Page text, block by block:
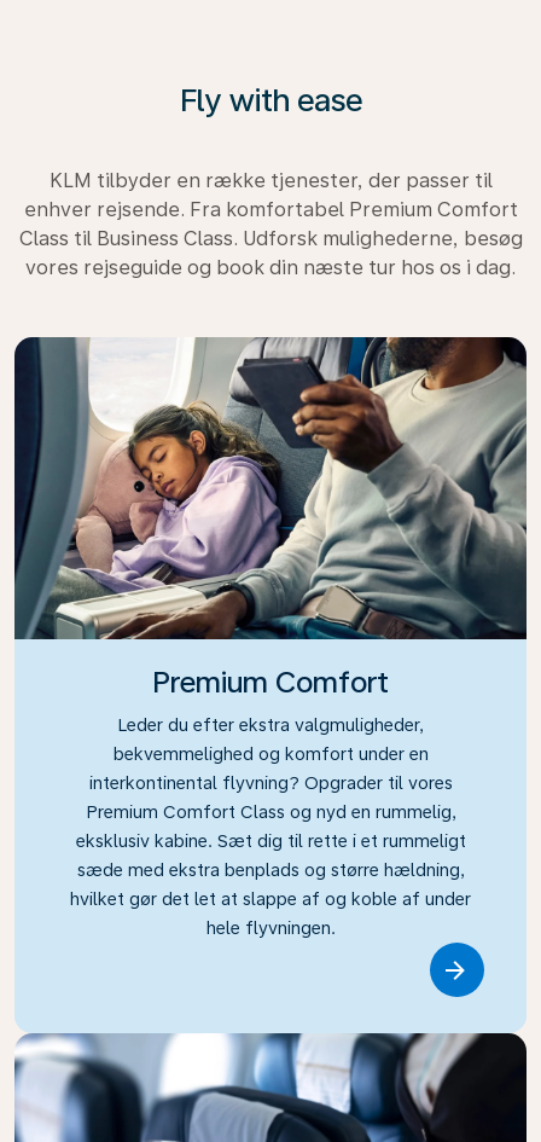
Fly with ease
KLM tilbyder en række tjenester, der passer til
enhver rejsende. Fra komfortabel Premium Comfort
Class til Business Class. Udforsk mulighederne, besøg
vores rejseguide og book din næste tur hos os i dag.
Premium Comfort
Leder du efter ekstra valgmuligheder,
bekvemmelighed og komfort under en
interkontinental flyvning? Opgrader til vores
Premium Comfort Class og nyd en rummelig,
eksklusiv kabine. Sæt dig til rette i et rummeligt
sæde med ekstra benplads og større hældning,
hvilket gør det let at slappe af og koble af under
hele flyvningen.